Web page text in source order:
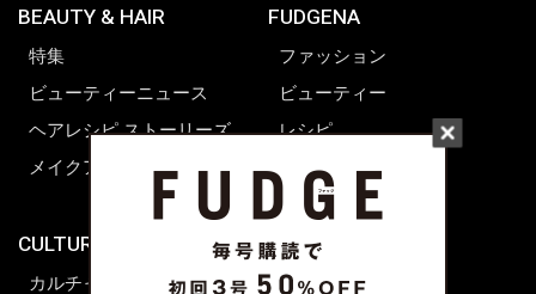
BEAUTY & HAIR
特集
ビューティーニュース
ヘアレシピ ストーリーズ
メイクアップティップス
CULTURE & LIFE
カルチャー
FUDGENA
ファッション
ビューティー
レシピ
ライフスタイル
海外生活